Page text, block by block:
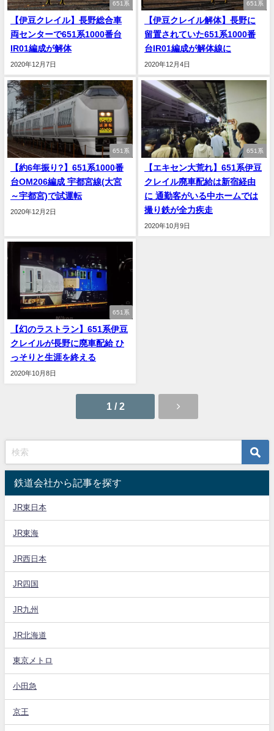
651系
【伊豆クレイル】長野総合車
両センターで651系1000番台
IR01編成が解体
2020年12月7日
651系
【伊豆クレイル解体】長野に
留置されていた651系1000番
台IR01編成が解体線に
2020年12月4日
651系
【約6年振り?】651系1000番
台OM206編成 宇都宮線(大宮
～宇都宮)で試運転
2020年12月2日
651系
【エキセン大荒れ】651系伊豆
クレイル廃車配給は新宿経由
に 通勤客がいる中ホームでは
撮り鉄が全力疾走
2020年10月9日
651系
【幻のラストラン】651系伊豆
クレイルが長野に廃車配給 ひ
っそりと生涯を終える
2020年10月8日
1 / 2
鉄道会社から記事を探す
JR東日本
JR東海
JR西日本
JR四国
JR九州
JR北海道
東京メトロ
小田急
京王